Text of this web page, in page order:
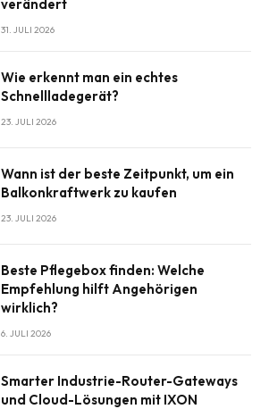
verändert
31. JULI 2026
Wie erkennt man ein echtes
Schnellladegerät?
23. JULI 2026
Wann ist der beste Zeitpunkt, um ein
Balkonkraftwerk zu kaufen
23. JULI 2026
Beste Pflegebox finden: Welche
Empfehlung hilft Angehörigen
wirklich?
6. JULI 2026
Smarter Industrie-Router-Gateways
und Cloud-Lösungen mit IXON